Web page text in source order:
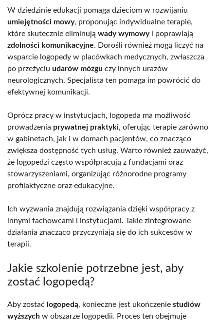
W dziedzinie edukacji pomaga dzieciom w rozwijaniu
umiejętności mowy, proponując indywidualne terapie,
które skutecznie eliminują wady wymowyi poprawiają
zdolności komunikacyjne. Dorośli również mogą liczyć na
wsparcie logopedy w placówkach medycznych, zwłaszcza
po przeżyciu udarów mózgu czy innych urazów
neurologicznych. Specjalista ten pomaga im powrócić do
efektywnej komunikacji.
Oprócz pracy w instytucjach, logopeda ma możliwość
prowadzenia prywatnej praktyki, oferując terapie zarówno
w gabinetach, jak i w domach pacjentów, co znacząco
zwiększa dostępność tych usług. Warto również zauważyć,
że logopedzi często współpracują z fundacjami oraz
stowarzyszeniami, organizując różnorodne programy
profilaktyczne oraz edukacyjne.
Ich wyzwania znajdują rozwiązania dzięki współpracy z
innymi fachowcami i instytucjami. Takie zintegrowane
działania znacząco przyczyniają się do ich sukcesów w
terapii.
Jakie szkolenie potrzebne jest, aby
zostać logopedą?
Aby zostać logopedą, konieczne jest ukończenie studiów
wyższych w obszarze logopedii. Proces ten obejmuje